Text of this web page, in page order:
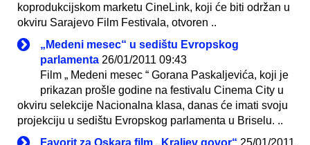
koprodukcijskom marketu CineLink, koji će biti održan u
okviru Sarajevo Film Festivala, otvoren ..
„Medeni mesec“ u sedištu Evropskog
parlamenta 26/01/2011 09:43
Film „ Medeni mesec “ Gorana Paskaljevića, koji je
prikazan prošle godine na festivalu Cinema City u
okviru selekcije Nacionalna klasa, danas će imati svoju
projekciju u sedištu Evropskog parlamenta u Briselu. ..
Favorit za Oskara film „Kraljev govor“ 25/01/2011